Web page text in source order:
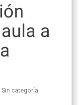
a
Sin categoría